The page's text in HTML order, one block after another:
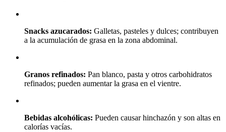
Snacks azucarados: Galletas, pasteles y dulces; contribuyen
a la acumulación de grasa en la zona abdominal.
Granos refinados: Pan blanco, pasta y otros carbohidratos
refinados; pueden aumentar la grasa en el vientre.
Bebidas alcohólicas: Pueden causar hinchazón y son altas en
calorías vacías.